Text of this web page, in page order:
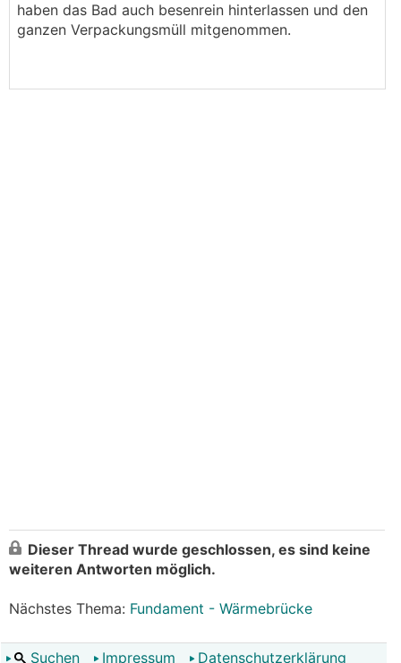
haben das Bad auch besenrein hinterlassen und den
ganzen Verpackungsmüll mitgenommen.
Dieser Thread wurde geschlossen, es sind keine
weiteren Antworten möglich.
Nächstes Thema: Fundament - Wärmebrücke
Suchen Impressum Datenschutzerklärung